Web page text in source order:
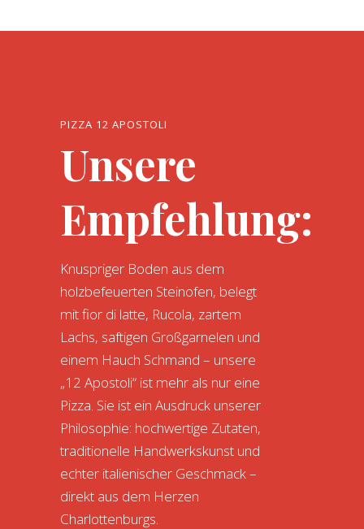
PIZZA 12 APOSTOLI
Unsere
Empfehlung:
Knuspriger Boden aus dem
holzbefeuerten Steinofen, belegt
mit fior di latte, Rucola, zartem
Lachs, saftigen Großgarnelen und
einem Hauch Schmand – unsere
„12 Apostoli“ ist mehr als nur eine
Pizza. Sie ist ein Ausdruck unserer
Philosophie: hochwertige Zutaten,
traditionelle Handwerkskunst und
echter italienischer Geschmack –
direkt aus dem Herzen
Charlottenburgs.